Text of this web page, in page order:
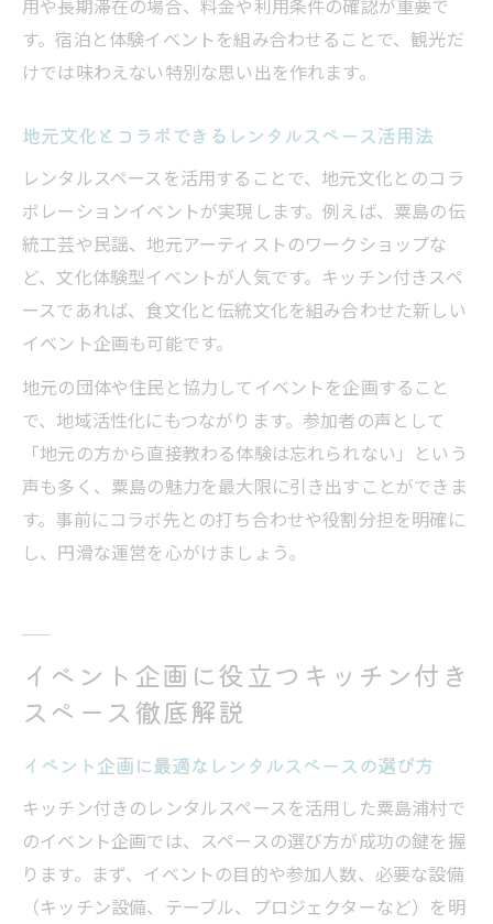
用や長期滞在の場合、料金や利用条件の確認が重要で
す。宿泊と体験イベントを組み合わせることで、観光だ
けでは味わえない特別な思い出を作れます。
地元文化とコラボできるレンタルスペース活用法
レンタルスペースを活用することで、地元文化とのコラ
ボレーションイベントが実現します。例えば、粟島の伝
統工芸や民謡、地元アーティストのワークショップな
ど、文化体験型イベントが人気です。キッチン付きスペ
ースであれば、食文化と伝統文化を組み合わせた新しい
イベント企画も可能です。
地元の団体や住民と協力してイベントを企画すること
で、地域活性化にもつながります。参加者の声として
「地元の方から直接教わる体験は忘れられない」という
声も多く、粟島の魅力を最大限に引き出すことができま
す。事前にコラボ先との打ち合わせや役割分担を明確に
し、円滑な運営を心がけましょう。
イベント企画に役立つキッチン付き
スペース徹底解説
イベント企画に最適なレンタルスペースの選び方
キッチン付きのレンタルスペースを活用した粟島浦村で
のイベント企画では、スペースの選び方が成功の鍵を握
ります。まず、イベントの目的や参加人数、必要な設備
（キッチン設備、テーブル、プロジェクターなど）を明